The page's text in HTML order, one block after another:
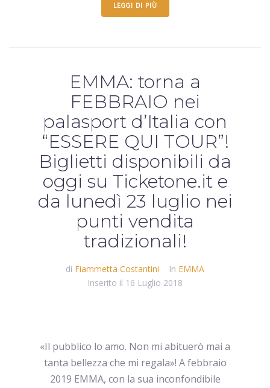
LEGGI DI PIÙ
EMMA: torna a
FEBBRAIO nei
palasport d’Italia con
“ESSERE QUI TOUR”!
Biglietti disponibili da
oggi su Ticketone.it e
da lunedì 23 luglio nei
punti vendita
tradizionali!
di Fiammetta Costantini In EMMA
Inserito il 16 Luglio 2018
«Il pubblico lo amo. Non mi abituerò mai a
tanta bellezza che mi regala»! A febbraio
2019 EMMA, con la sua inconfondibile